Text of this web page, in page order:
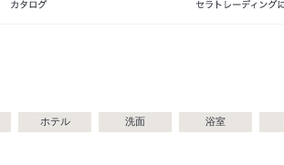
ホテル 洗面 浴室